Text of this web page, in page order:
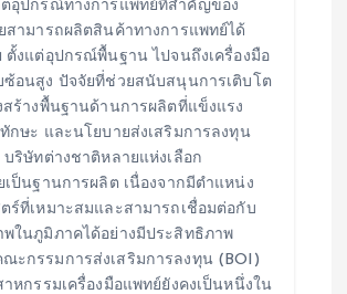
อุปกรณ์ทางการแพทย์ที่สำคัญของ
สามารถผลิตสินค้าทางการแพทย์ได้
ตั้งแต่อุปกรณ์พื้นฐาน ไปจนถึงเครื่องมือ
อนสูง ปัจจัยที่ช่วยสนับสนุนการเติบโต
สร้างพื้นฐานด้านการผลิตที่แข็งแรง
กษะ และนโยบายส่งเสริมการลงทุน
บริษัทต่างชาติหลายแห่งเลือก
เป็นฐานการผลิต เนื่องจากมีตำแหน่ง
ร์ที่เหมาะสมและสามารถเชื่อมต่อกับ
ในภูมิภาคได้อย่างมีประสิทธิภาพ
ะกรรมการส่งเสริมการลงทุน (BOI)
าหกรรมเครื่องมือแพทย์ยังคงเป็นหนึ่งใน